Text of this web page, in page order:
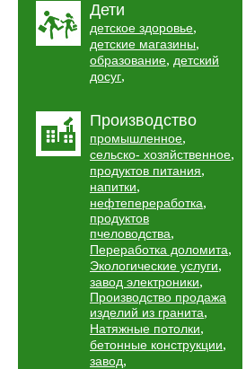
Дети
детское здоровье,
детские магазины,
образование, детский
досуг,
Производство
промышленное,
сельско- хозяйственное,
продуктов питания,
напитки,
нефтепереработка,
продуктов
пчеловодства,
Переработка доломита,
Экологические услуги,
завод электроники,
Производство продажа
изделий из гранита,
Натяжные потолки,
бетонные конструкции,
завод,